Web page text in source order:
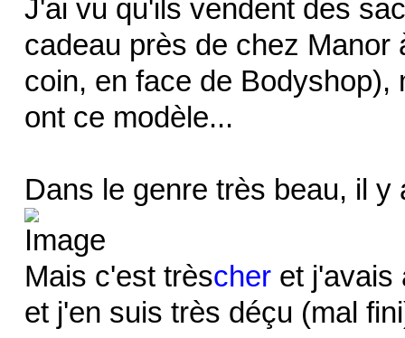
J'ai vu qu'ils vendent des
cadeau près de chez Manor
coin, en face de
ont ce modèle...
Dans le genre très beau, il y
Mais c'est trèscheret j'avais
et j'en suis très déçu (mal